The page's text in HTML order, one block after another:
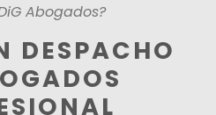
Abogados?
DESPACHO